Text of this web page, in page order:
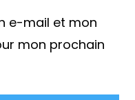
e-mail et mon
mon prochain